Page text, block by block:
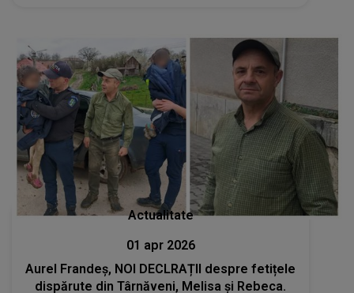
Actualitate
01 apr 2026
Aurel Frandeș, NOI DECLRAȚII despre fetițele
dispărute din Târnăveni, Melisa și Rebeca.